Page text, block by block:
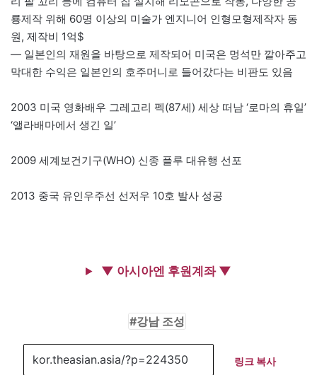
룡제작 위해 60명 이상의 미술가 엔지니어 인형모형제작자 동
원, 제작비 1억$
— 일본인의 재원을 바탕으로 제작되어 미국은 멍석만 깔아주고
막대한 수익은 일본인의 호주머니로 들어갔다는 비판도 있음
2003 미국 영화배우 그레고리 펙(87세) 세상 떠남 ‘로마의 휴일’
‘앨라배마에서 생긴 일’
2009 세계보건기구(WHO) 신종 플루 대유행 선포
2013 중국 유인우주선 선저우 10호 발사 성공
▼ 아시아엔 후원계좌 ▼
강남 조성
링크 복사